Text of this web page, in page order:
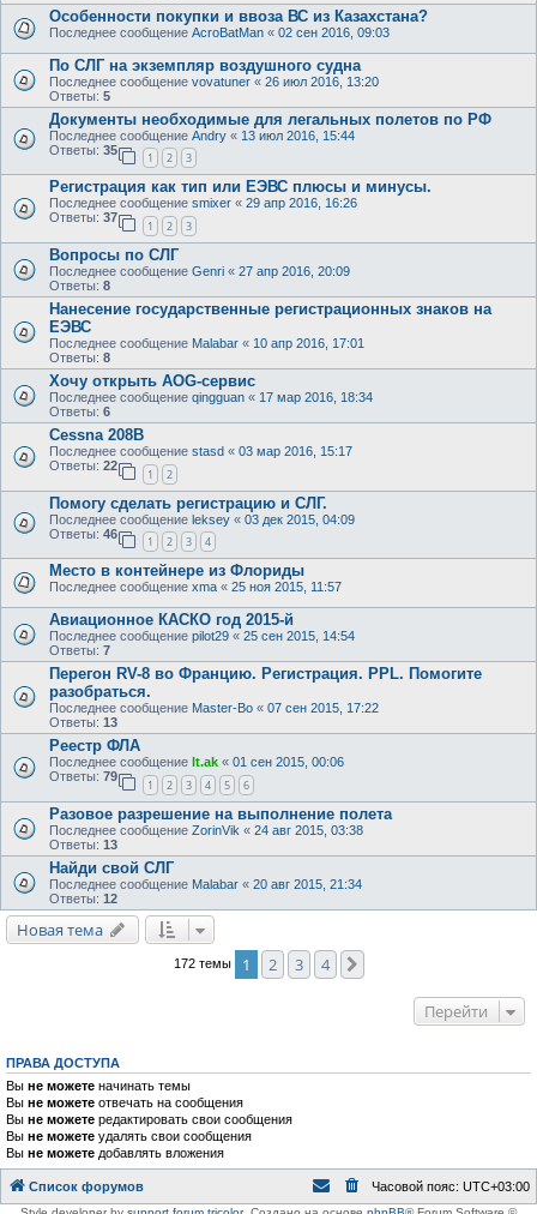
Особенности покупки и ввоза ВС из Казахстана?
Последнее сообщение AcroBatMan « 02 сен 2016, 09:03
По СЛГ на экземпляр воздушного судна
Последнее сообщение vovatuner « 26 июл 2016, 13:20
Ответы: 5
Документы необходимые для легальных полетов по РФ
Последнее сообщение Andry « 13 июл 2016, 15:44
Ответы: 35
1 2 3
Регистрация как тип или ЕЭВС плюсы и минусы.
Последнее сообщение smixer « 29 апр 2016, 16:26
Ответы: 37
1 2 3
Вопросы по СЛГ
Последнее сообщение Genri « 27 апр 2016, 20:09
Ответы: 8
Нанесение государственные регистрационных знаков на
ЕЭВС
Последнее сообщение Malabar « 10 апр 2016, 17:01
Ответы: 8
Хочу открыть AOG-сервис
Последнее сообщение qingguan « 17 мар 2016, 18:34
Ответы: 6
Cessna 208B
Последнее сообщение stasd « 03 мар 2016, 15:17
Ответы: 22
1 2
Помогу сделать регистрацию и СЛГ.
Последнее сообщение leksey « 03 дек 2015, 04:09
Ответы: 46
1 2 3 4
Место в контейнере из Флориды
Последнее сообщение xma « 25 ноя 2015, 11:57
Авиационное КАСКО год 2015-й
Последнее сообщение pilot29 « 25 сен 2015, 14:54
Ответы: 7
Перегон RV-8 во Францию. Регистрация. PPL. Помогите
разобраться.
Последнее сообщение Master-Bo « 07 сен 2015, 17:22
Ответы: 13
Реестр ФЛА
Последнее сообщение lt.ak « 01 сен 2015, 00:06
Ответы: 79
1 2 3 4 5 6
Разовое разрешение на выполнение полета
Последнее сообщение ZorinVik « 24 авг 2015, 03:38
Ответы: 13
Найди свой СЛГ
Последнее сообщение Malabar « 20 авг 2015, 21:34
Ответы: 12
Новая тема
172 темы 1 2 3 4
Перейти
ПРАВА ДОСТУПА
Вы не можете начинать темы
Вы не можете отвечать на сообщения
Вы не можете редактировать свои сообщения
Вы не можете удалять свои сообщения
Вы не можете добавлять вложения
Список форумов Часовой пояс: UTC+03:00